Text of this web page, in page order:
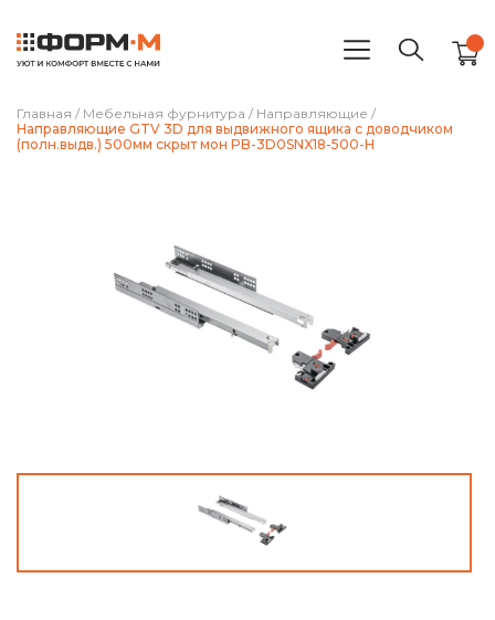
Главная / Мебельная фурнитура / Направляющие /
Направляющие GTV 3D для выдвижного ящика с доводчиком
(полн.выдв.) 500мм скрыт мон PB-3D0SNX18-500-H